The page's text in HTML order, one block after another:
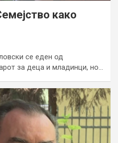
како
се еден од
за деца и младинци, но…